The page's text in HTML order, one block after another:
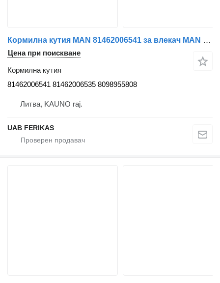
Кормилна кутия MAN 81462006541 за влекач MAN TGX TGA
Цена при поискване
Кормилна кутия
81462006541 81462006535 8098955808
Литва, KAUNO raj.
UAB FERIKAS